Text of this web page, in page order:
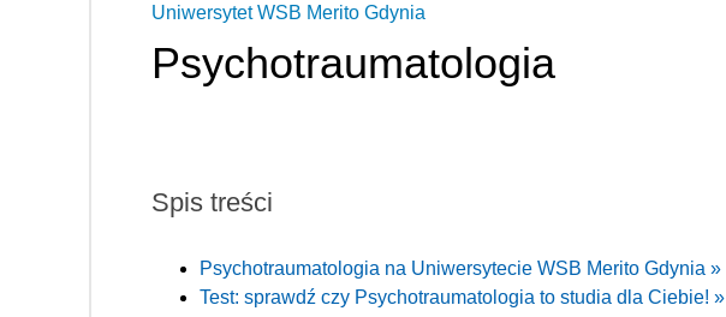
Uniwersytet WSB Merito Gdynia
Psychotraumatologia
Spis treści
Psychotraumatologia na Uniwersytecie WSB Merito Gdynia »
Test: sprawdź czy Psychotraumatologia to studia dla Ciebie! »